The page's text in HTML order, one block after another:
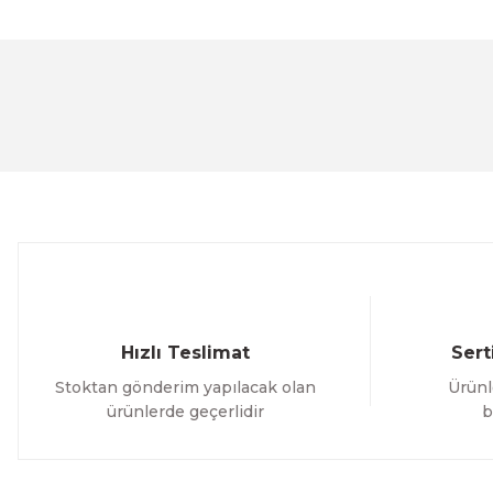
Hızlı Teslimat
Stoktan gönderim yapılacak olan
ürünlerde geçerlidir